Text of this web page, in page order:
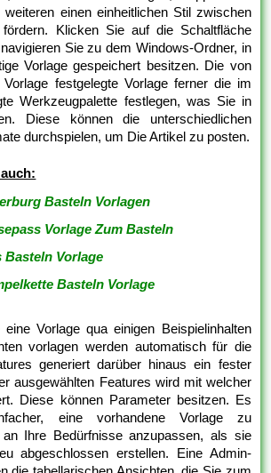
einen einheitlichen Stil zwischen
Klicken Sie auf die Schaltfläche
Sie zu dem Windows-Ordner, in
Vorlage gespeichert besitzen. Die von
festgelegte Vorlage ferner die im
Werkzeugpalette festlegen, was Sie in
Diese können die unterschiedlichen
durchspielen, um Die Artikel zu posten.
Basteln Vorlagen
Vorlage Zum Basteln
Basteln Vorlage
Basteln Vorlage
Vorlage qua einigen Beispielinhalten
vorlagen werden automatisch für die
generiert darüber hinaus ein fester
ausgewählten Features wird mit welcher
Diese können Parameter besitzen. Es
eine vorhandene Vorlage zu
Ihre Bedürfnisse anzupassen, als sie
abgeschlossen erstellen. Eine Admin-